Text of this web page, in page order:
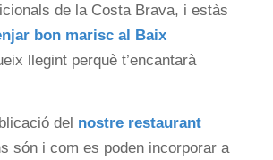
de la Costa Brava, i estàs
bon marisc al Baix
llegint perquè t’encantarà
del nostre restaurant
són i com es poden incorporar a